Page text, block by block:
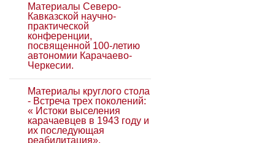
Материалы Северо-
Кавказской научно-
практической
конференции,
посвященной 100-летию
автономии Карачаево-
Черкесии.
Материалы круглого стола
- Встреча трех поколений:
« Истоки выселения
карачаевцев в 1943 году и
их последующая
реабилитация»,